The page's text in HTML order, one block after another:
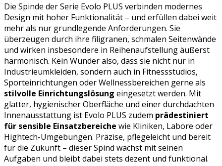
Die Spinde der Serie Evolo PLUS verbinden modernes
Design mit hoher Funktionalität – und erfüllen dabei weit
mehr als nur grundlegende Anforderungen. Sie
überzeugen durch ihre filigranen, schmalen Seitenwände
und wirken insbesondere in Reihenaufstellung äußerst
harmonisch. Kein Wunder also, dass sie nicht nur in
Industrieumkleiden, sondern auch in Fitnessstudios,
Sporteinrichtungen oder Wellnessbereichen gerne als
stilvolle Einrichtungslösung eingesetzt werden. Mit
glatter, hygienischer Oberfläche und einer durchdachten
Innenausstattung ist Evolo PLUS zudem prädestiniert
für sensible Einsatzbereiche wie Kliniken, Labore oder
Hightech-Umgebungen. Präzise, pflegeleicht und bereit
für die Zukunft – dieser Spind wächst mit seinen
Aufgaben und bleibt dabei stets dezent und funktional.